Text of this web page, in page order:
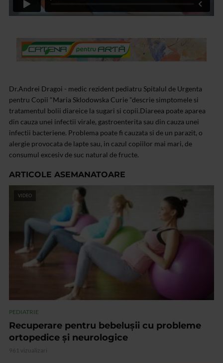
Dr.Andrei Dragoi - medic rezident pediatru Spitalul de Urgenta
pentru Copii "Maria Sklodowska Curie "descrie simptomele si
tratamentul bolii diareice la sugari si copii.Diareea poate aparea
din cauza unei infectii virale, gastroenterita sau din cauza unei
infectii bacteriene. Problema poate fi cauzata si de un parazit, o
alergie provocata de lapte sau, in cazul copiilor mai mari, de
consumul excesiv de suc natural de fructe.
ARTICOLE ASEMANATOARE
VIDEO
PEDIATRIE
Recuperare pentru bebelușii cu probleme
ortopedice și neurologice
961 vizualizari